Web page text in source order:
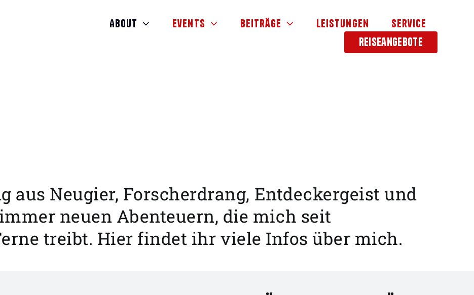
About Events Beiträge Leistungen Service
Reiseangebote
aus Neugier, Forscherdrang, Entdeckergeist und
neuen Abenteuern, die mich seit
treibt. Hier findet ihr viele Infos über mich.